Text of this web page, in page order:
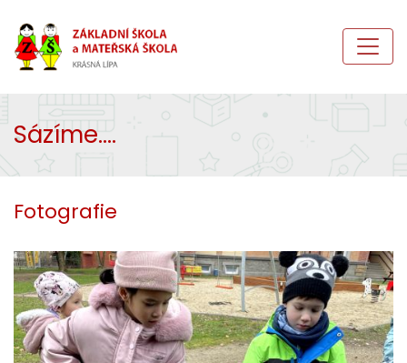
Sázíme....
Fotografie